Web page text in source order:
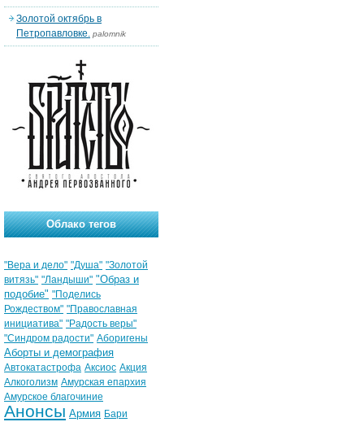
Золотой октябрь в
Петропавловке. palomnik
Облако тегов
"Вера и дело" "Душа" "Золотой
витязь" "Ландыши" "Образ и
подобие" "Поделись
Рождеством" "Православная
инициатива" "Радость веры"
"Синдром радости" Аборигены
Аборты и демография
Автокатастрофа Аксиос Акция
Алкоголизм Амурская епархия
Амурское благочиние
Анонсы Армия Бари